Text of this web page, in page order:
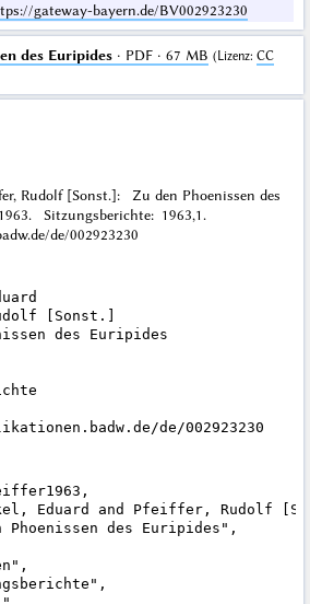
gateway-bayern.de/BV002923230
des Euripides· PDF · 67 MB (Lizenz: CC
Rudolf [Sonst.]: Zu den Phoenissen des
Sitzungsberichte: 1963,1.
de/002923230
[Sonst.]
des Euripides
de/002923230
Eduard and Pfeiffer, Rudolf
des Euripides",